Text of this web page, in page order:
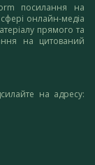
посилання на
сфері онлайн-медіа
прямого та
на цитований
на адресу: